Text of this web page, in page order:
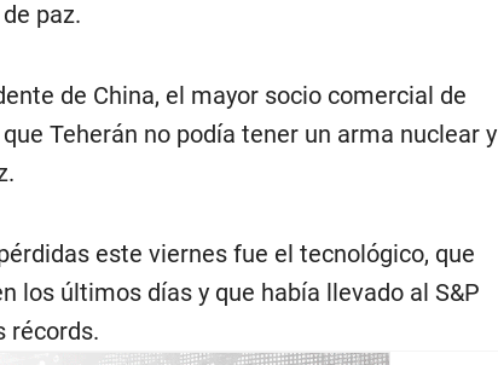
paz.
de China, el mayor socio comercial de
Teherán no podía tener un arma nuclear y
este viernes fue el tecnológico, que
los últimos días y que había llevado al S&P
récords.